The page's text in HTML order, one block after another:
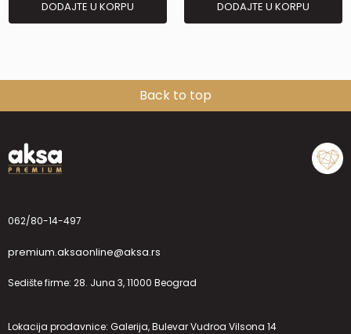
DODAJTE U KORPU DODAJTE U KORPU
Back to top
062/80-14-497
premium.aksaonline@aksa.rs
Sedište firme: 28. Juna 3, 11000 Beograd
Lokacija prodavnice: Galerija, Bulevar Vudroa Vilsona 14